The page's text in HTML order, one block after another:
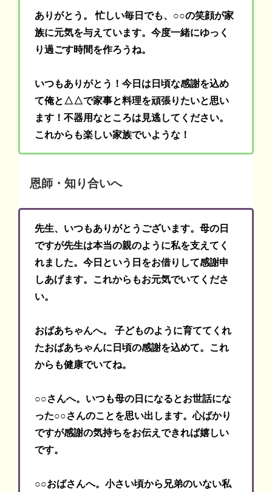
ありがとう。 忙しい毎日でも、○○の笑顔が家
族に元気を与えています。今度一緒にゆっく
り過ごす時間を作ろうね。
いつもありがとう！今日は日頃な感謝を込め
て俺と△△で家事と料理を頑張りたいと思い
ます！不器用なところは見逃してください。
これからも楽しい家族でいような！
恩師・知り合いへ
先生、いつもありがとうございます。母の日
ですが先生は本当の親のように私を支えてく
れました。今日という日をお借りして感謝申
しあげます。これからもお元気でいてくださ
い。
おばあちゃんへ。 子どものように育ててくれ
たおばあちゃんに日頃の感謝を込めて。これ
からも健康でいてね。
○○さんへ。いつも母の日になるとお世話にな
った○○さんのことを思い出します。心ばかり
ですが感謝の気持ちをお伝えできれば嬉しい
です。
○○おばさんへ。小さい頃から兄弟のいない私